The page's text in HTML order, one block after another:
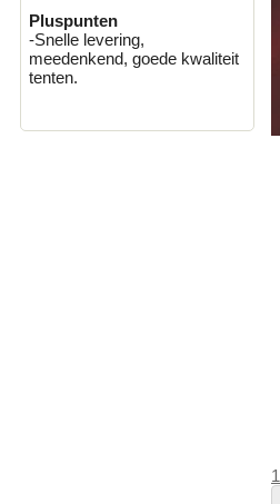
Pluspunten
-Snelle levering,
meedenkend, goede kwaliteit
tenten.
1